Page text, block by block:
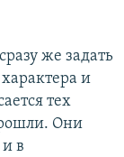
же задать
и
тех
Они
в